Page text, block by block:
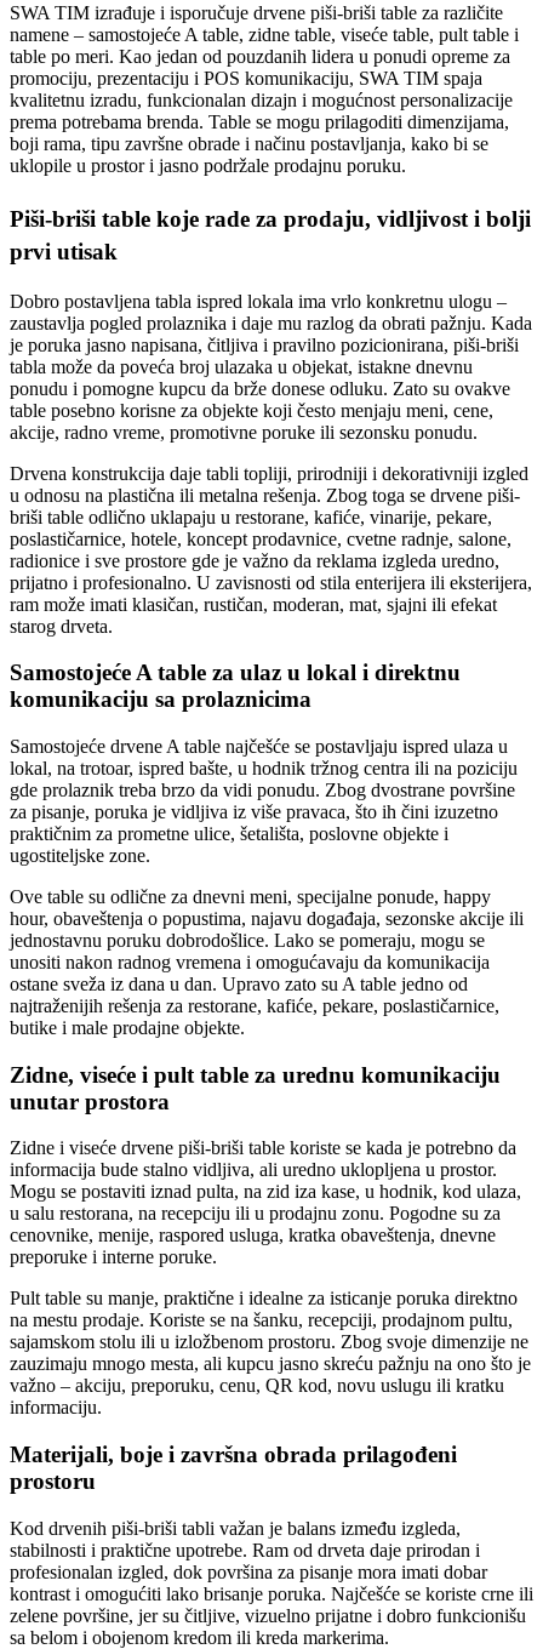
SWA TIM izrađuje i isporučuje drvene piši-briši table za različite
namene – samostojeće A table, zidne table, viseće table, pult table i
table po meri. Kao jedan od pouzdanih lidera u ponudi opreme za
promociju, prezentaciju i POS komunikaciju, SWA TIM spaja
kvalitetnu izradu, funkcionalan dizajn i mogućnost personalizacije
prema potrebama brenda. Table se mogu prilagoditi dimenzijama,
boji rama, tipu završne obrade i načinu postavljanja, kako bi se
uklopile u prostor i jasno podržale prodajnu poruku.
Piši-briši table koje rade za prodaju, vidljivost i bolji
prvi utisak
Dobro postavljena tabla ispred lokala ima vrlo konkretnu ulogu –
zaustavlja pogled prolaznika i daje mu razlog da obrati pažnju. Kada
je poruka jasno napisana, čitljiva i pravilno pozicionirana, piši-briši
tabla može da poveća broj ulazaka u objekat, istakne dnevnu
ponudu i pomogne kupcu da brže donese odluku. Zato su ovakve
table posebno korisne za objekte koji često menjaju meni, cene,
akcije, radno vreme, promotivne poruke ili sezonsku ponudu.
Drvena konstrukcija daje tabli topliji, prirodniji i dekorativniji izgled
u odnosu na plastična ili metalna rešenja. Zbog toga se drvene piši-
briši table odlično uklapaju u restorane, kafiće, vinarije, pekare,
poslastičarnice, hotele, koncept prodavnice, cvetne radnje, salone,
radionice i sve prostore gde je važno da reklama izgleda uredno,
prijatno i profesionalno. U zavisnosti od stila enterijera ili eksterijera,
ram može imati klasičan, rustičan, moderan, mat, sjajni ili efekat
starog drveta.
Samostojeće A table za ulaz u lokal i direktnu
komunikaciju sa prolaznicima
Samostojeće drvene A table najčešće se postavljaju ispred ulaza u
lokal, na trotoar, ispred bašte, u hodnik tržnog centra ili na poziciju
gde prolaznik treba brzo da vidi ponudu. Zbog dvostrane površine
za pisanje, poruka je vidljiva iz više pravaca, što ih čini izuzetno
praktičnim za prometne ulice, šetališta, poslovne objekte i
ugostiteljske zone.
Ove table su odlične za dnevni meni, specijalne ponude, happy
hour, obaveštenja o popustima, najavu događaja, sezonske akcije ili
jednostavnu poruku dobrodošlice. Lako se pomeraju, mogu se
unositi nakon radnog vremena i omogućavaju da komunikacija
ostane sveža iz dana u dan. Upravo zato su A table jedno od
najtraženijih rešenja za restorane, kafiće, pekare, poslastičarnice,
butike i male prodajne objekte.
Zidne, viseće i pult table za urednu komunikaciju
unutar prostora
Zidne i viseće drvene piši-briši table koriste se kada je potrebno da
informacija bude stalno vidljiva, ali uredno uklopljena u prostor.
Mogu se postaviti iznad pulta, na zid iza kase, u hodnik, kod ulaza,
u salu restorana, na recepciju ili u prodajnu zonu. Pogodne su za
cenovnike, menije, raspored usluga, kratka obaveštenja, dnevne
preporuke i interne poruke.
Pult table su manje, praktične i idealne za isticanje poruka direktno
na mestu prodaje. Koriste se na šanku, recepciji, prodajnom pultu,
sajamskom stolu ili u izložbenom prostoru. Zbog svoje dimenzije ne
zauzimaju mnogo mesta, ali kupcu jasno skreću pažnju na ono što je
važno – akciju, preporuku, cenu, QR kod, novu uslugu ili kratku
informaciju.
Materijali, boje i završna obrada prilagođeni
prostoru
Kod drvenih piši-briši tabli važan je balans između izgleda,
stabilnosti i praktične upotrebe. Ram od drveta daje prirodan i
profesionalan izgled, dok površina za pisanje mora imati dobar
kontrast i omogućiti lako brisanje poruka. Najčešće se koriste crne ili
zelene površine, jer su čitljive, vizuelno prijatne i dobro funkcionišu
sa belom i obojenom kredom ili kreda markerima.